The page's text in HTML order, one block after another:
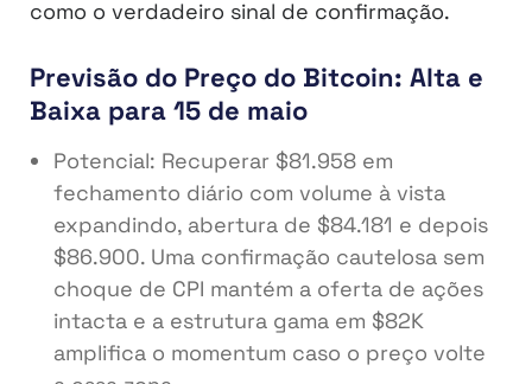
como o verdadeiro sinal de confirmação.
Previsão do Preço do Bitcoin: Alta e
Baixa para 15 de maio
Potencial: Recuperar $81.958 em
fechamento diário com volume à vista
expandindo, abertura de $84.181 e depois
$86.900. Uma confirmação cautelosa sem
choque de CPI mantém a oferta de ações
intacta e a estrutura gama em $82K
amplifica o momentum caso o preço volte